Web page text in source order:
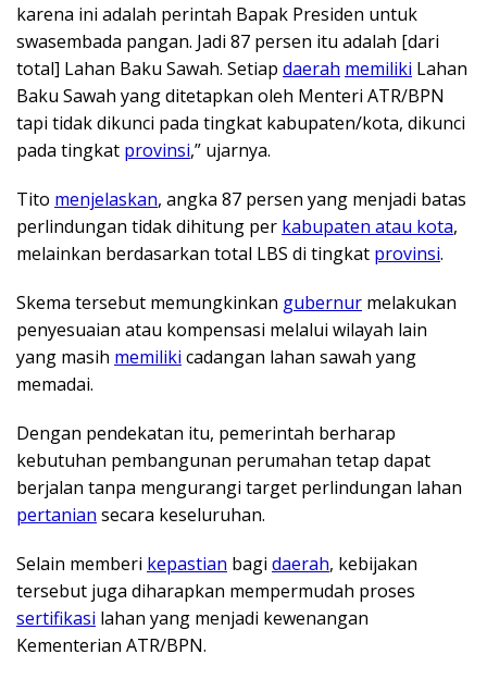
karena ini adalah perintah Bapak Presiden untuk
swasembada pangan. Jadi 87 persen itu adalah [dari
total] Lahan Baku Sawah. Setiap daerah memiliki Lahan
Baku Sawah yang ditetapkan oleh Menteri ATR/BPN
tapi tidak dikunci pada tingkat kabupaten/kota, dikunci
pada tingkat provinsi,” ujarnya.
Tito menjelaskan, angka 87 persen yang menjadi batas
perlindungan tidak dihitung per kabupaten atau kota,
melainkan berdasarkan total LBS di tingkat provinsi.
Skema tersebut memungkinkan gubernur melakukan
penyesuaian atau kompensasi melalui wilayah lain
yang masih memiliki cadangan lahan sawah yang
memadai.
Dengan pendekatan itu, pemerintah berharap
kebutuhan pembangunan perumahan tetap dapat
berjalan tanpa mengurangi target perlindungan lahan
pertanian secara keseluruhan.
Selain memberi kepastian bagi daerah, kebijakan
tersebut juga diharapkan mempermudah proses
sertifikasi lahan yang menjadi kewenangan
Kementerian ATR/BPN.